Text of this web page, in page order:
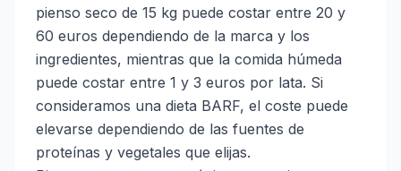
pienso seco de 15 kg puede costar entre 20 y
60 euros dependiendo de la marca y los
ingredientes, mientras que la comida húmeda
puede costar entre 1 y 3 euros por lata. Si
consideramos una dieta BARF, el coste puede
elevarse dependiendo de las fuentes de
proteínas y vegetales que elijas.